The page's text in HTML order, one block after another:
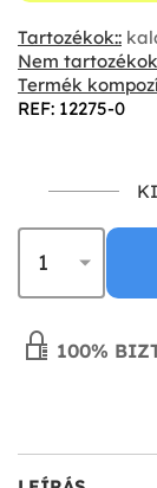
Tartozékok::
Nem
Termék
REF: 12275-0
100%